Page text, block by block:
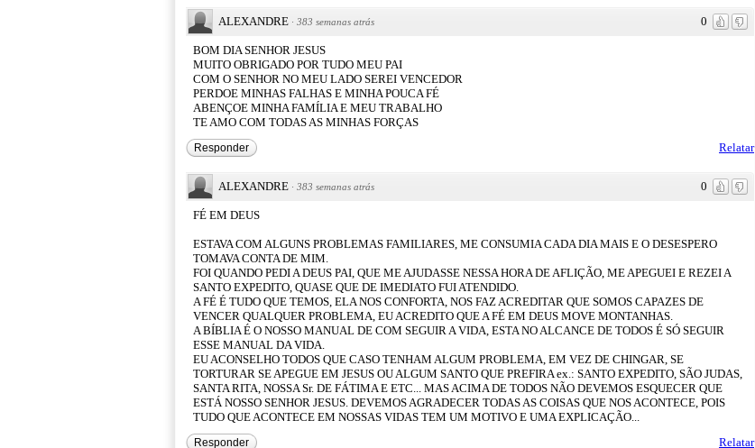
0
ALEXANDRE · 383 semanas atrás
BOM DIA SENHOR JESUS
MUITO OBRIGADO POR TUDO MEU PAI
COM O SENHOR NO MEU LADO SEREI VENCEDOR
PERDOE MINHAS FALHAS E MINHA POUCA FÉ
ABENÇOE MINHA FAMÍLIA E MEU TRABALHO
TE AMO COM TODAS AS MINHAS FORÇAS
Relatar
Responder
0
ALEXANDRE · 383 semanas atrás
FÉ EM DEUS
ESTAVA COM ALGUNS PROBLEMAS FAMILIARES, ME CONSUMIA CADA DIA MAIS E O DESESPERO
TOMAVA CONTA DE MIM.
FOI QUANDO PEDI A DEUS PAI, QUE ME AJUDASSE NESSA HORA DE AFLIÇÃO, ME APEGUEI E REZEI A
SANTO EXPEDITO, QUASE QUE DE IMEDIATO FUI ATENDIDO.
A FÉ É TUDO QUE TEMOS, ELA NOS CONFORTA, NOS FAZ ACREDITAR QUE SOMOS CAPAZES DE
VENCER QUALQUER PROBLEMA, EU ACREDITO QUE A FÉ EM DEUS MOVE MONTANHAS.
A BÍBLIA É O NOSSO MANUAL DE COM SEGUIR A VIDA, ESTA NO ALCANCE DE TODOS É SÓ SEGUIR
ESSE MANUAL DA VIDA.
EU ACONSELHO TODOS QUE CASO TENHAM ALGUM PROBLEMA, EM VEZ DE CHINGAR, SE
TORTURAR SE APEGUE EM JESUS OU ALGUM SANTO QUE PREFIRA ex.: SANTO EXPEDITO, SÃO JUDAS,
SANTA RITA, NOSSA Sr. DE FÁTIMA E ETC... MAS ACIMA DE TODOS NÃO DEVEMOS ESQUECER QUE
ESTÁ NOSSO SENHOR JESUS. DEVEMOS AGRADECER TODAS AS COISAS QUE NOS ACONTECE, POIS
TUDO QUE ACONTECE EM NOSSAS VIDAS TEM UM MOTIVO E UMA EXPLICAÇÃO...
Relatar
Responder